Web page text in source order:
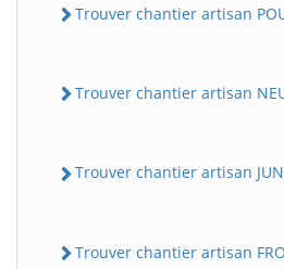
Trouver chantier artisan
Trouver chantier artisan
Trouver chantier artisan
Trouver chantier artisan